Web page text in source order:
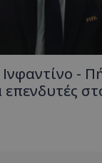
-
επενδυτές